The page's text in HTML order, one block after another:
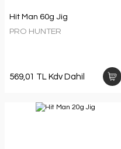
Hit Man 60g Jig
PRO HUNTER
569,01 TL Kdv Dahil